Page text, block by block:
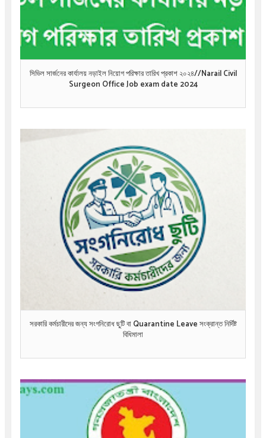
সিভিল সার্জনের কার্যালয় নড়াইল নিয়োগ পরিক্ষার তারিখ প্রকাশ ২০২৪//Narail Civil
Surgeon Office Job exam date 2024
সরকারি কর্মচারীদের জন্য সংগনিরোধ ছুটি বা Quarantine Leave সংক্রান্ত নির্দিষ্ট
বিধিমালা